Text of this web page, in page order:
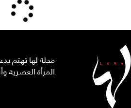
مجلة لها تهتم
المرأة العصرية